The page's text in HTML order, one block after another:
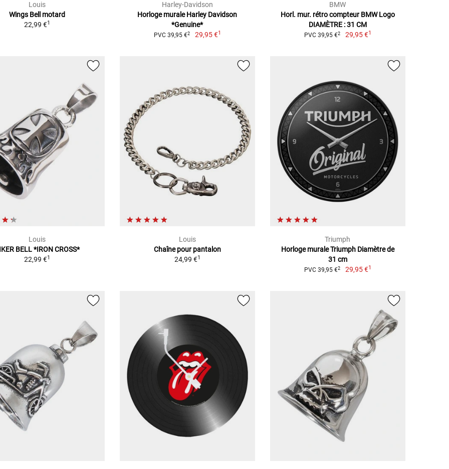
Louis
Wings Bell motard
22,99 €1
Harley-Davidson
Horloge murale Harley Davidson
*Genuine*
PVC 39,95 €2 29,95 €1
BMW
Horl. mur. rétro compteur BMW Logo
DIAMÈTRE : 31 CM
PVC 39,95 €2 29,95 €1
Louis
BELL *IRON CROSS*
22,99 €1
Louis
Chaîne pour pantalon
24,99 €1
Triumph
Horloge murale Triumph Diamètre de
31 cm
PVC 39,95 €2 29,95 €1